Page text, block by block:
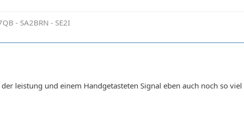
- SA2BRN - SE2I
leistung und einem Handgetasteten Signal eben auch noch so